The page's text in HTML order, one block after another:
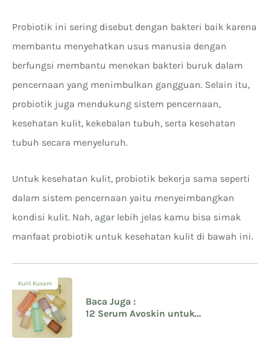
Probiotik ini sering disebut dengan bakteri baik karena
membantu menyehatkan usus manusia dengan
berfungsi membantu menekan bakteri buruk dalam
pencernaan yang menimbulkan gangguan. Selain itu,
probiotik juga mendukung sistem pencernaan,
kesehatan kulit, kekebalan tubuh, serta kesehatan
tubuh secara menyeluruh.
Untuk kesehatan kulit, probiotik bekerja sama seperti
dalam sistem pencernaan yaitu menyeimbangkan
kondisi kulit. Nah, agar lebih jelas kamu bisa simak
manfaat probiotik untuk kesehatan kulit di bawah ini.
Kulit Kusam
Baca Juga :
12 Serum Avoskin untuk